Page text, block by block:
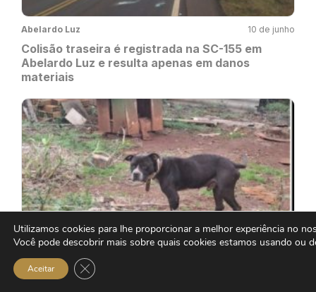
Abelardo Luz 10 de junho
Colisão traseira é registrada na SC-155 em
Abelardo Luz e resulta apenas em danos
materiais
Bom Jesus 10 de julho
Mulher é presa em flagrante por maus-tratos a
pitbull em Bom Jesus
Utilizamos cookies para lhe proporcionar a melhor experiência no
Você pode descobrir mais sobre quais cookies estamos usando ou
Aceitar Close GDPR Cookie Banner